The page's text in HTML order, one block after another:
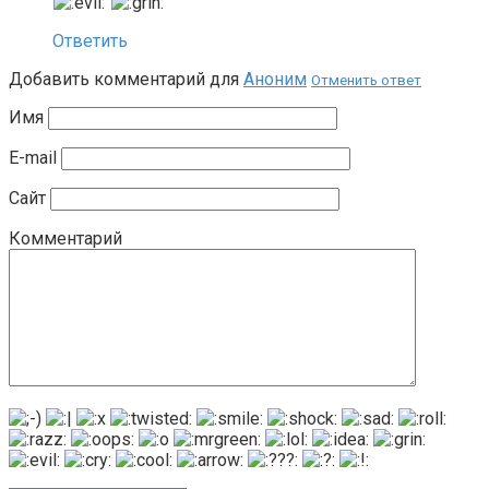
Ответить
Добавить комментарий для Аноним Отменить ответ
Имя
E-mail
Сайт
Комментарий